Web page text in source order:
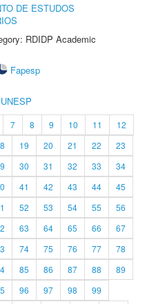
DE ESTUDOS
RDIDP Academic
Fapesp
7 8 9 10 11
12
19 20 21 22
23
30 31 32 33
34
41 42 43 44
45
52 53 54 55
56
63 64 65 66
67
74 75 76 77
78
85 86 87 88
89
96 97 98
99